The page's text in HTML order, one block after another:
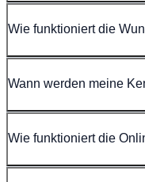
Wie funktioniert die
Wann werden meine
Wie funktioniert die